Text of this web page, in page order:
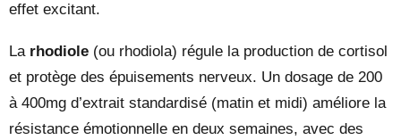
effet excitant.
La rhodiole (ou rhodiola) régule la production de cortisol
et protège des épuisements nerveux. Un dosage de 200
à 400mg d’extrait standardisé (matin et midi) améliore la
résistance émotionnelle en deux semaines, avec des